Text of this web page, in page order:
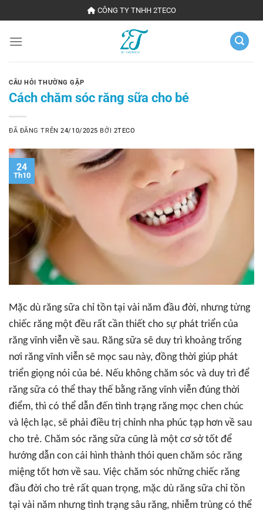
đến
nội
CÔNG TY TNHH 2TECO
CÂU HỎI THƯỜNG GẶP
Cách chăm sóc răng sữa cho bé
ĐÃ ĐĂNG TRÊN24/10/2025 BỞI 2TECO
24
Th10
Mặc dù răng sữa chỉ tồn tại vài năm đầu đời, nhưng từng
chiếc răng một đều rất cần thiết cho sự phát triển của
răng vĩnh viễn về sau. Răng sữa sẽ duy trì khoảng trống
nơi răng vĩnh viễn sẽ mọc sau này, đồng thời giúp phát
triển giọng nói của bé. Nếu không chăm sóc và duy trì để
răng sữa có thể thay thế bằng răng vĩnh viễn đúng thời
điểm, thì có thể dẫn đến tình trạng răng mọc chen chúc
và lệch lạc, sẽ phải điều trị chỉnh nha phúc tạp hơn về sau
cho trẻ. Chăm sóc răng sữa cũng là một cơ sở tốt để
hướng dẫn con cái hình thành thói quen chăm sóc răng
miệng tốt hơn về sau. Việc chăm sóc những chiếc răng
đầu đời cho trẻ rất quan trọng, mặc dù răng sữa chỉ tồn
tại vài năm nhưng tình trạng sâu răng, nhiễm trùng có thể